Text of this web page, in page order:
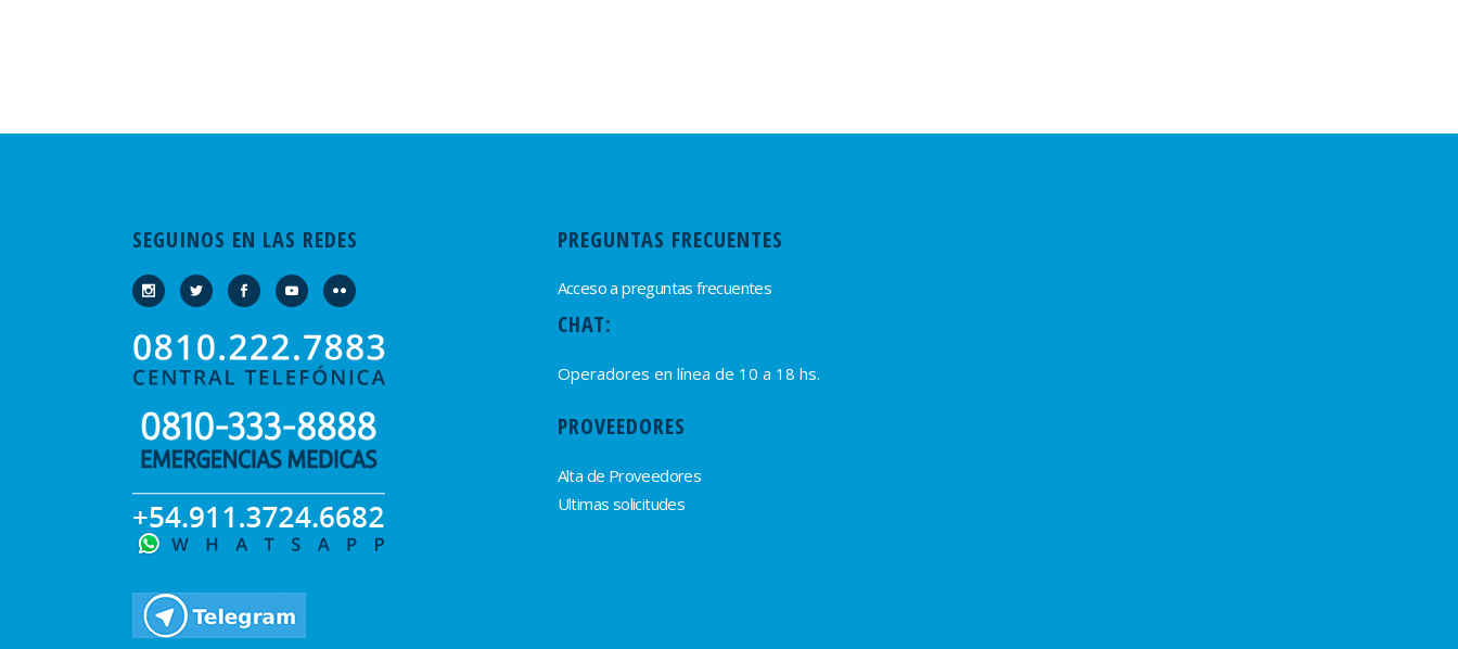
SEGUINOS EN LAS REDES PREGUNTAS FRECUENTES
Acceso a preguntas frecuentes
CHAT:
Operadores en línea de 10 a 18 hs.
PROVEEDORES
Alta de Proveedores
Ultimas solicitudes